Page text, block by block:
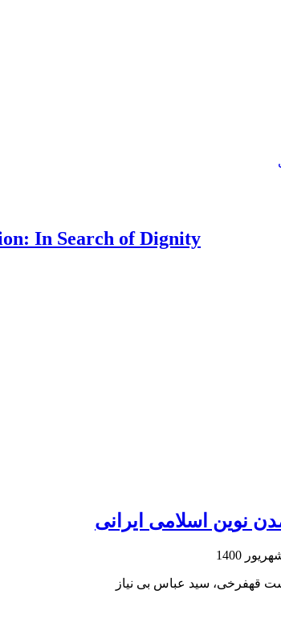
In Search of Dignity
نوین اسلامی ایرانی
قهفرخی، سید عباس بی نیاز